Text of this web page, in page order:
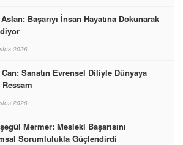
Başarıyı İnsan Hayatına Dokunarak
2026
Sanatın Evrensel Diliyle Dünyaya
Ressam
2026
Mermer: Mesleki Başarısını
Sorumlulukla Güçlendirdi